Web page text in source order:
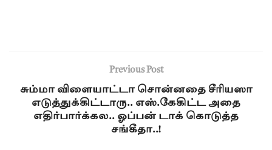
Previous Post
சும்மா விளையாட்டா சொன்னதை சீரியஸா
எடுத்துக்கிட்டாரு.. எஸ்.கேகிட்ட அதை
எதிர்பார்க்கல.. ஓப்பன் டாக் கொடுத்த
சங்கீதா..!